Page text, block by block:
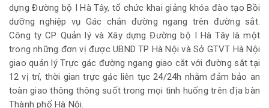
dựng Đường bộ I Hà Tây, tổ chức khai giảng khóa đào tạo Bồi
dưỡng nghiệp vụ Gác chắn đường ngang trên đường sắt.
Công ty CP Quản lý và Xây dựng Đường bộ I Hà Tây là một
trong những đơn vị được UBND TP Hà Nội và Sở GTVT Hà Nội
giao quản lý Trực gác đường ngang giao cắt với đường sắt tại
12 vị trí, thời gian trực gác liên tục 24/24h nhằm đảm bảo an
toàn giao thông thông suốt trong mọi tình huống trên địa bàn
Thành phố Hà Nội.